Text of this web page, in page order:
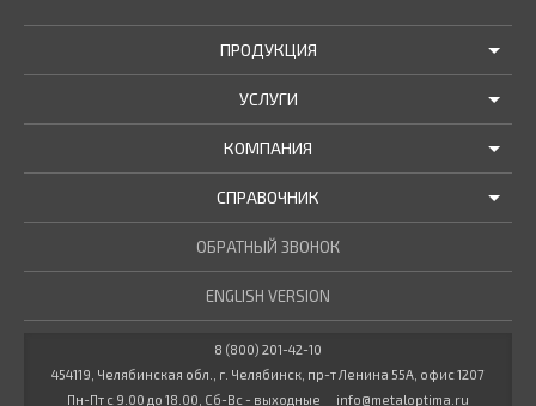
ПРОДУКЦИЯ
АКЦИИ И РАСПРОДАЖИ
ТРУБЫ В НАЛИЧИИ
МЕТАЛЛОПРОКАТ В НАЛИЧИИ
УСЛУГИ
ДОСТАВКА
РЕЗКА В РАЗМЕР
ПРОЧИЕ УСЛУГИ
КОМПАНИЯ
О НАС
НОВОСТИ КОМПАНИИ
СТАТЬИ
ДОКУМЕНТЫ
ВАКАНСИИ
СПРАВОЧНИК
ГОСТЫ / ТУ
МАРОЧНИК СТАЛЕЙ
КУЛЬКУЛЯТОР МЕТАЛЛУРГА
ОБРАТНЫЙ ЗВОНОК
ENGLISH VERSION
8 (800) 201-42-10
454119, Челябинская обл., г. Челябинск, пр-т Ленина 55А, офис 1207
Пн-Пт с 9.00 до 18.00, Сб-Вс - выходные
info@metaloptima.ru